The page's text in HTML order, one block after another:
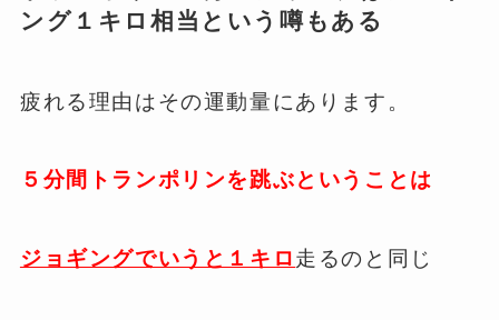
ング１キロ相当という噂もある
疲れる理由はその運動量にあります。
５分間トランポリンを跳ぶということは
ジョギングでいうと１キロ走るのと同じ